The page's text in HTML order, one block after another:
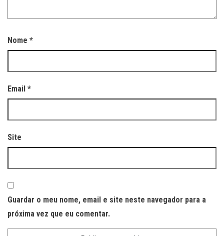
Nome *
Email *
Site
Guardar o meu nome, email e site neste navegador para a
próxima vez que eu comentar.